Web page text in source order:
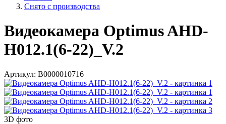
Снято с производства
Видеокамера Optimus AHD-
H012.1(6-22)_V.2
Артикул: В0000010716
3D фото